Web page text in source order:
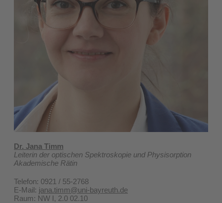
Dr. Jana Timm
Leiterin der optischen Spektroskopie und Physisorption
Akademische Rätin
Telefon: 0921 / 55-2768
E-Mail: jana.timm@uni-bayreuth.de
Raum: NW I, 2.0 02.10